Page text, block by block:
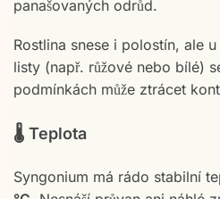
panašovaných odrůd.
Rostlina snese i polostín, ale
listy (např. růžové nebo bílé)
podmínkách může ztrácet
🌡️ Teplota
Syngonium má rádo stabilní